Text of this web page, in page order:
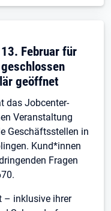
Februar für
geöffnet
das Jobcenter-
Veranstaltung
Geschäftsstellen in
Kund*innen
Fragen
– inklusive ihrer